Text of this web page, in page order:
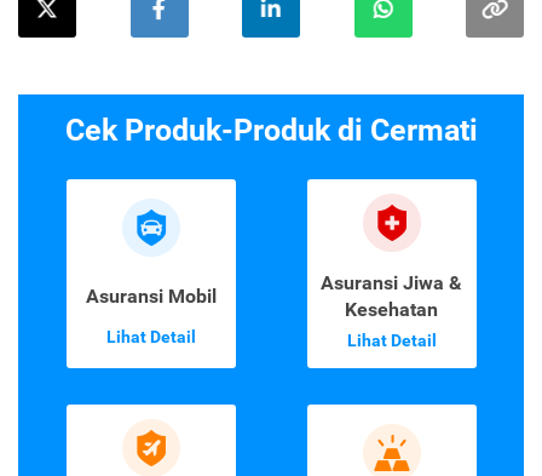
Cek Produk-Produk di Cermati
Asuransi Mobil
Lihat Detail
Asuransi Jiwa &
Kesehatan
Lihat Detail